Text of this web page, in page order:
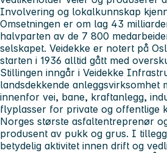
Involvering og lokalkunnskap
Omsetningen er om lag 43
halvparten av de 7 800
selskapet. Veidekke er notert på
starten i 1936 alltid gått med
Stillingen inngår i Veidekke
landsdekkende anleggsvirksomhet
innenfor vei, bane, kraftanlegg,
flyplasser for private og offentlige
Norges største asfaltentreprenør
produsent av pukk og grus. I
betydelig aktivitet innen drift og